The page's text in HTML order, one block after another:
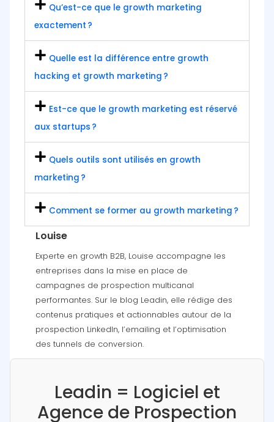
Qu’est-ce que le growth marketing
exactement ?
Quelle est la différence entre growth
hacking et growth marketing ?
Est-ce que le growth marketing est réservé
aux startups ?
Quels outils sont utilisés en growth
marketing ?
Comment se former au growth marketing ?
Louise
Experte en growth B2B, Louise accompagne les
entreprises dans la mise en place de
campagnes de prospection multicanal
performantes. Sur le blog Leadin, elle rédige des
contenus pratiques et actionnables autour de la
prospection LinkedIn, l’emailing et l’optimisation
des tunnels de conversion.
Leadin = Logiciel et
Agence de Prospection